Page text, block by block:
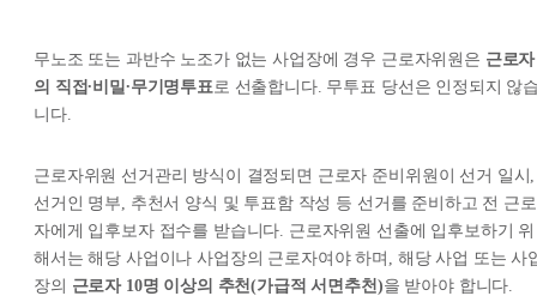
무노조 또는 과반수 노조가 없는 사업장에 경우 근로자위원은 근로자
의 직접∙비밀∙무기명투표로 선출합니다. 무투표 당선은 인정되지 않
니다.
근로자위원 선거관리 방식이 결정되면 근로자 준비위원이 선거 일시,
선거인 명부, 추천서 양식 및 투표함 작성 등 선거를 준비하고 전 근로
자에게 입후보자 접수를 받습니다. 근로자위원 선출에 입후보하기 위
해서는 해당 사업이나 사업장의 근로자여야 하며, 해당 사업 또는 사
장의 근로자 10명 이상의 추천(가급적 서면추천)을 받아야 합니다.